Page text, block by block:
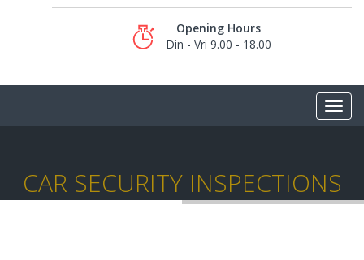
Opening Hours
Din - Vri 9.00 - 18.00
CAR SECURITY INSPECTIONS